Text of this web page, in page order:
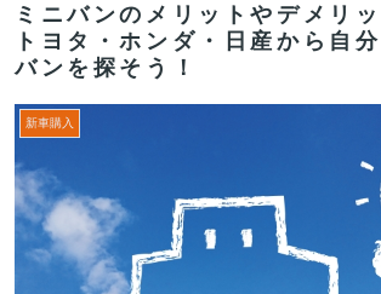
ミニバンのメリットやデメリッ
トヨタ・ホンダ・日産から自
バンを探そう！
新車購入